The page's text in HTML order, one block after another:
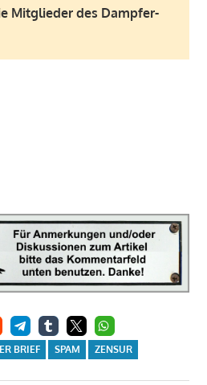
Mitglieder des Dampfer-
BRIEF SPAM ZENSUR